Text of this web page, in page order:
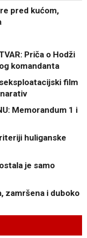
pred kućom,
Priča o Hodži
komandanta
film
Memorandum 1 i
huliganske
je samo
zamršena i duboko